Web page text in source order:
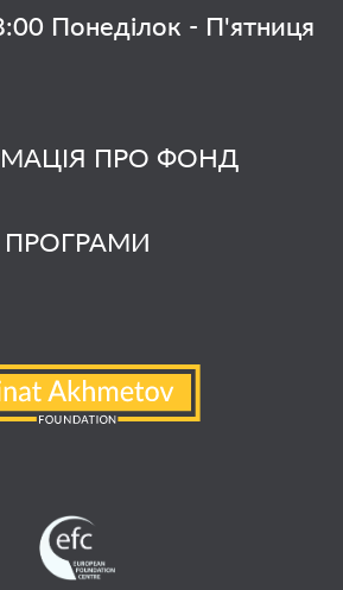
ПРО ФОНД
ПРОГРАМИ
Понеділок - П'ятниця